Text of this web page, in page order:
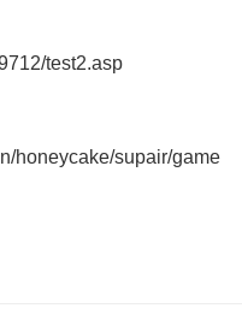
test2.asp
honeycake/supair/game